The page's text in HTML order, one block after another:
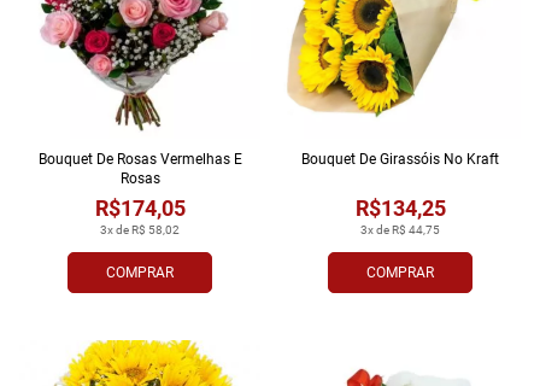
COMPRAR
3x de R$ 58,02
R$174,05
Bouquet De Rosas Vermelhas E
Rosas
COMPRAR
3x de R$ 44,75
R$134,25
Bouquet De Girassóis No Kraft